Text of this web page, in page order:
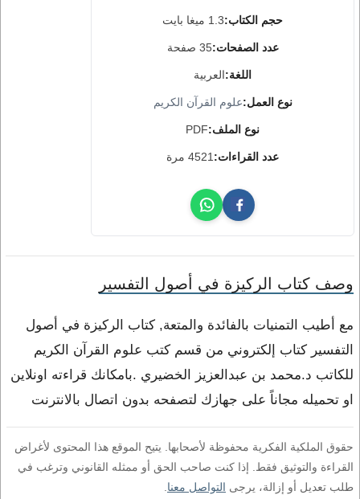
حجم الكتاب:1.3 ميغا بايت
عدد الصفحات:35 صفحة
اللغة:العربية
نوع العمل:علوم القرآن الكريم
نوع الملف:PDF
عدد القراءات: 4521 مرة
وصف كتاب الركيزة في أصول التفسير
مع أطيب التمنيات بالفائدة والمتعة, كتاب الركيزة في أصول
التفسير كتاب إلكتروني من قسم كتب علوم القرآن الكريم
للكاتب د.محمد بن عبدالعزيز الخضيري .بامكانك قراءته اونلاين
او تحميله مجاناً على جهازك لتصفحه بدون اتصال بالانترنت
حقوق الملكية الفكرية محفوظة لأصحابها. يتيح الموقع هذا المحتوى لأغراض
القراءة والتوثيق فقط. إذا كنت صاحب الحق أو ممثله القانوني وترغب في
طلب تعديل أو إزالة، يرجى التواصل معنا